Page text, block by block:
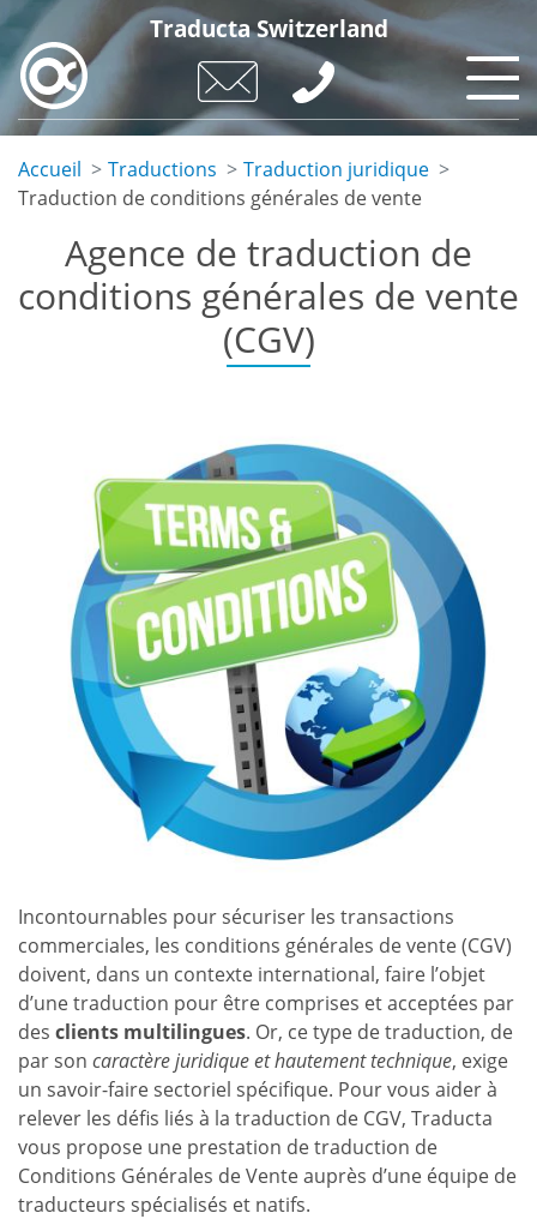
Aller
au
contenu
principal
Traducta Switzerland
Accueil Traductions
Traduction juridique
Traduction de conditions générales de vente
Agence de traduction de
conditions générales de vente
(CGV)
Incontournables pour sécuriser les transactions
commerciales, les conditions générales de vente (CGV)
doivent, dans un contexte international, faire l’objet
d’une traduction pour être comprises et acceptées par
des clients multilingues. Or, ce type de traduction, de
par son caractère juridique et hautement technique, exige
un savoir-faire sectoriel spécifique. Pour vous aider à
relever les défis liés à la traduction de CGV, Traducta
vous propose une prestation de traduction de
Conditions Générales de Vente auprès d’une équipe de
traducteurs spécialisés et natifs.